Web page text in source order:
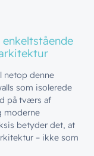
netop denne
som isolerede
på tværs af
moderne
betyder det, at
– ikke som